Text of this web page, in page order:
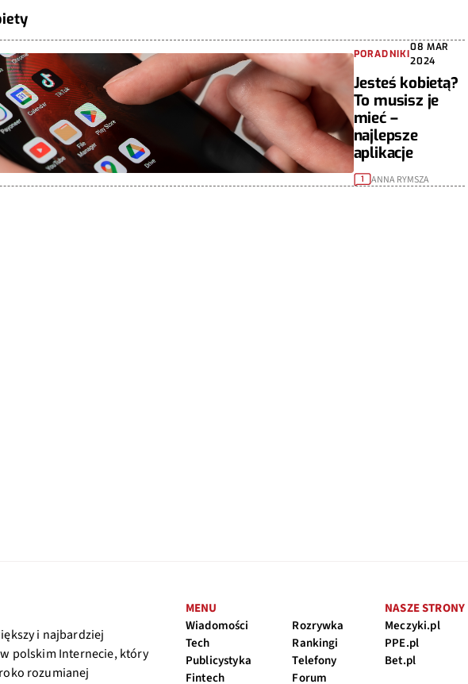
PORADNIKI
08 MAR
2024
Jesteś kobietą?
To musisz je
mieć –
najlepsze
aplikacje
1 ANNA RYMSZA
i najbardziej
polskim Internecie, który
rozumianej
MENU
Wiadomości
Tech
Publicystyka
Fintech
Rozrywka
Rankingi
Telefony
Forum
NASZE STRONY
Meczyki.pl
PPE.pl
Bet.pl